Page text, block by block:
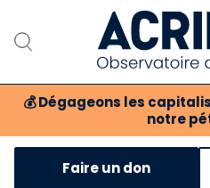
💰 Dégageons les
notre
Notre
Notre
Faire un don